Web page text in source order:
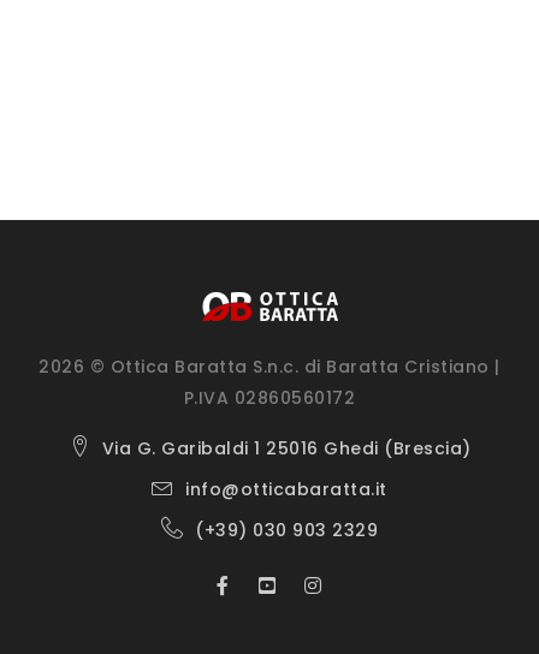
2026 © Ottica Baratta S.n.c. di Baratta Cristiano |
P.IVA 02860560172
Via G. Garibaldi 1 25016 Ghedi (Brescia)
info@otticabaratta.it
(+39) 030 903 2329